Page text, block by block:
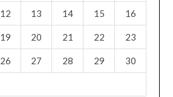
12 13 14 15 16
19 20 21 22 23
26 27 28 29 30